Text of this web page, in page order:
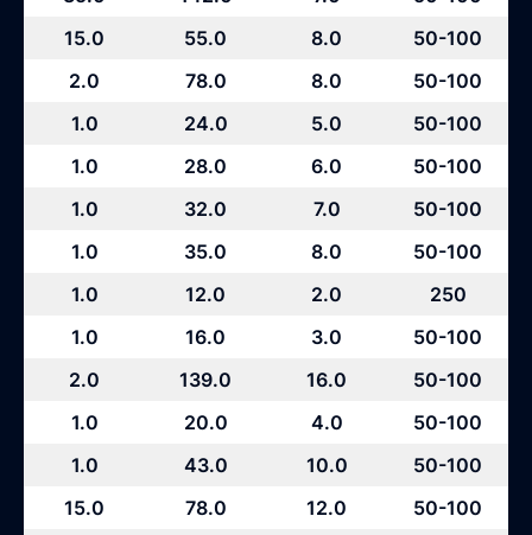
15.0
55.0 8.0
50-100
2.0
78.0 8.0
50-100
1.0
24.0 5.0
50-100
1.0
28.0 6.0
50-100
1.0
32.0 7.0
50-100
1.0
35.0 8.0
50-100
1.0
12.0 2.0
250
1.0
16.0 3.0
50-100
2.0
139.0 16.0
50-100
1.0
20.0 4.0
50-100
1.0
43.0 10.0
50-100
15.0
78.0 12.0
50-100